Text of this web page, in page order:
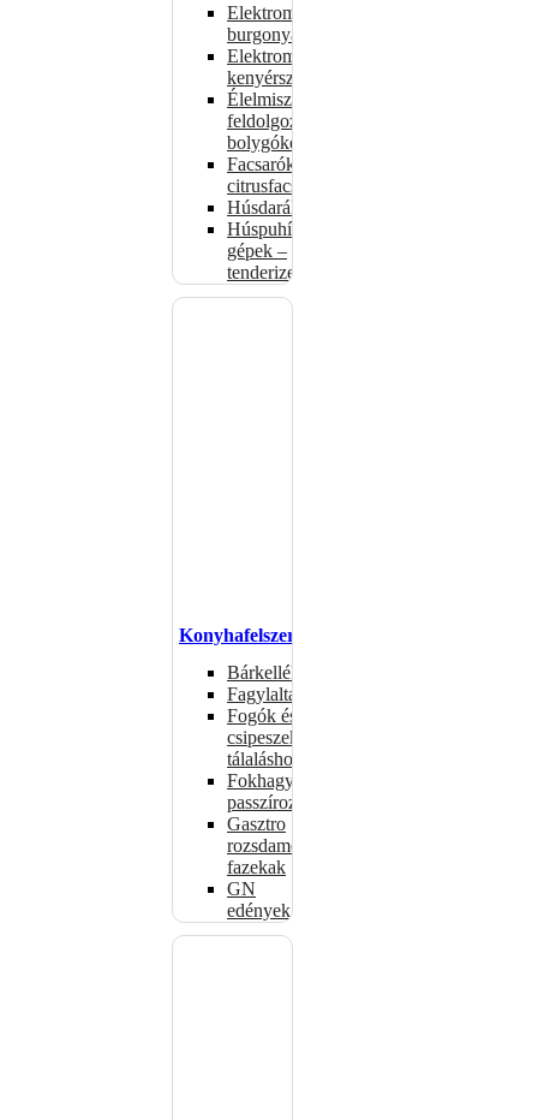
Elektromos
burgonyahámozók
Elektromos
kenyérszeletelők
Élelmiszer-
feldolgozók –
bolygókeverők
Facsarók,
citrusfacsarók
Húsdarálók
Húspuhító
gépek –
tenderizerek
Konyhafelszerelés
Bárkellékek
Fagylaltadagolók
Fogók és
csipeszek
tálaláshoz
Fokhagymaprések,
passzírozók
Gasztro
rozsdamentes
fazekak
GN
edények